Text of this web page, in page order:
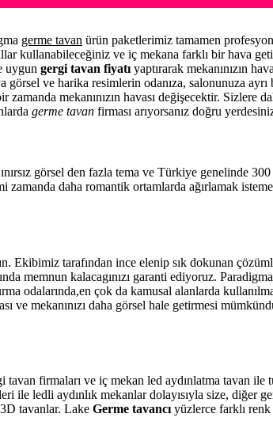
germe tavan ürün paketlerimiz tamamen
kullanabileceğiniz ve iç mekana farklı bir hava
uygun gergi tavan fiyatı yaptırarak mekanınızın
görsel ve harika resimlerin odanıza, salonunuza
mekanınızın havası değişecektir. Sizlere
germe tavan firması arıyorsanız doğru
görsel den fazla tema ve Türkiye genelinde
daha romantik ortamlarda ağırlamak
Ekibimiz tarafından ince elenip sık dokunan
memnun kalacagınızı garanti ediyoruz.
odalarında,en çok da kamusal alanlarda
ve mekanınızı daha görsel hale getirmesi
firmaları ve iç mekan led aydınlatma tavan ile
ledli aydınlık mekanlar dolayısıyla size, diğer
tavanlar. Lake Germe tavancı yüzlerce farklı